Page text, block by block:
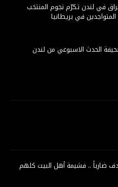
في لندن تكرّم نجوم المنتخب
في بريطانيا
ضارباً .. فشيمة أهل البيت كلهم